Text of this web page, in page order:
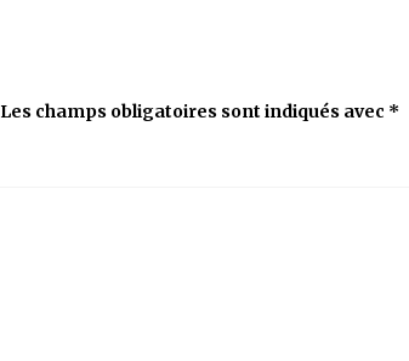
Les champs obligatoires sont indiqués avec *